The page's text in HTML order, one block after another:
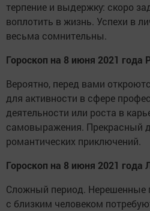
терпение и выдержку: скоро
воплотить в жизнь. Успехи в
весьма сомнительны.
Гороскоп на 8 июня 2021 года
Вероятно, перед вами
для активности в сфере
деятельности или роста в
самовыражения. Прекрасный
романтических приключений.
Гороскоп на 8 июня 2021 года
Сложный период. Нерешенные
с близким человеком